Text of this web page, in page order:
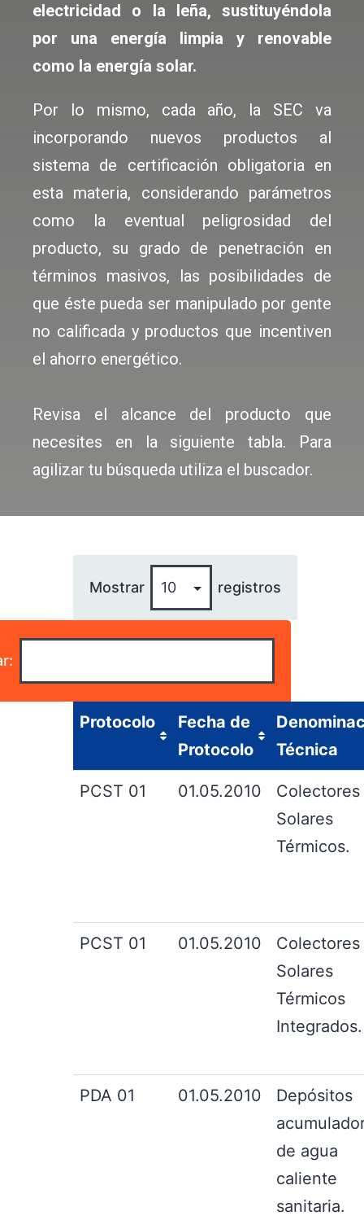
electricidad o la leña, sustituyéndola
por una energía limpia y renovable
como la energía solar.
Por lo mismo, cada año, la SEC va
incorporando nuevos productos al
sistema de certificación obligatoria en
esta materia, considerando parámetros
como la eventual peligrosidad del
producto, su grado de penetración en
términos masivos, las posibilidades de
que éste pueda ser manipulado por gente
no calificada y productos que incentiven
el ahorro energético.
Revisa el alcance del producto que
necesites en la siguiente tabla. Para
agilizar tu búsqueda utiliza el buscador.
Mostrar registros
Protocolo
Fecha de
Protocolo
Técnica
PCST 01 01.05.2010
Colectores
Solares
Térmicos.
PCST 01 01.05.2010
Colectores
Solares
Térmicos
Integrados.
PDA 01 01.05.2010
Depósitos
de agua
caliente
sanitaria.